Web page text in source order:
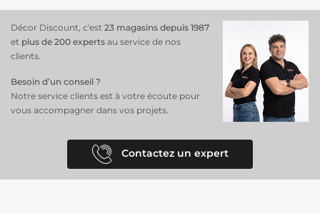
Décor Discount, c'est 23 magasins depuis 1987
et plus de 200 experts au service de nos
clients.
Besoin d’un conseil ?
Notre service clients est à votre écoute pour
vous accompagner dans vos projets.
Contactez un expert